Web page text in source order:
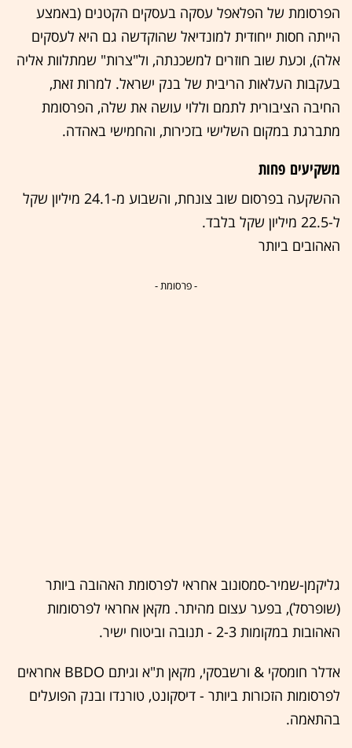
הפרסומת של הפלאפל עסקה בעסקים הקטנים (באמצע
הייתה חסות ייחודית למונדיאל שהוקדשה גם היא לעסקים
אלה), וכעת שוב חוזרים למשכנתה, ול"צרות" שמתלוות אליה
בעקבות העלאות הריבית של בנק ישראל. למרות זאת,
החיבה הציבורית לתמם וללוי עושה את שלה, הפרסומת
מתברגת במקום השלישי בזכירות, והחמישי באהדה.
משקיעים פחות
ההשקעה בפרסום שוב צונחת, והשבוע מ-24.1 מיליון שקל
ל-22.5 מיליון שקל בלבד.
האהובים ביותר
- פרסומת -
גליקמן-שמיר-סמסונוב אחראי לפרסומת האהובה ביותר
(שופרסל), בפער עצום מהיתר. מקאן אחראי לפרסומות
האהובות במקומות 2-3 - תנובה וביטוח ישיר.
אדלר חומסקי & ורשבסקי, מקאן ת"א וגיתם BBDO אחראים
לפרסומות הזכורות ביותר - דיסקונט, טורנדו ובנק הפועלים
בהתאמה.